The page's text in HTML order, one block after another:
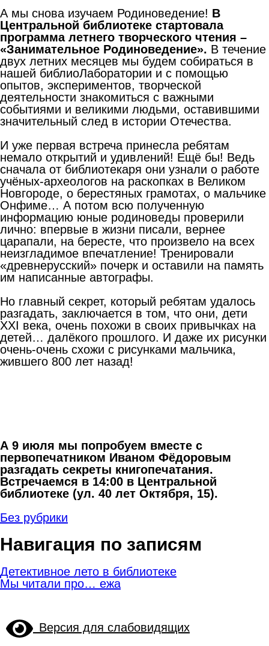
А мы снова изучаем Родиноведение! В
Центральной библиотеке стартовала
программа летнего творческого чтения –
«Занимательное Родиноведение». В течение
двух летних месяцев мы будем собираться в
нашей библиоЛаборатории и с помощью
опытов, экспериментов, творческой
деятельности знакомиться с важными
событиями и великими людьми, оставившими
значительный след в истории Отечества.
И уже первая встреча принесла ребятам
немало открытий и удивлений! Ещё бы! Ведь
сначала от библиотекаря они узнали о работе
учёных-археологов на раскопках в Великом
Новгороде, о берестяных грамотах, о мальчике
Онфиме… А потом всю полученную
информацию юные родиноведы проверили
лично: впервые в жизни писали, вернее
царапали, на бересте, что произвело на всех
неизгладимое впечатление! Тренировали
«древнерусский» почерк и оставили на память
им написанные автографы.
Но главный секрет, который ребятам удалось
разгадать, заключается в том, что они, дети
XXI века, очень похожи в своих привычках на
детей… далёкого прошлого. И даже их рисунки
очень-очень схожи с рисунками мальчика,
жившего 800 лет назад!
А 9 июля мы попробуем вместе с
первопечатником Иваном Фёдоровым
разгадать секреты книгопечатания.
Встречаемся в 14:00 в Центральной
библиотеке (ул. 40 лет Октября, 15).
Без рубрики
Навигация по записям
Детективное лето в библиотеке
Мы читали про… ежа
Версия для слабовидящих